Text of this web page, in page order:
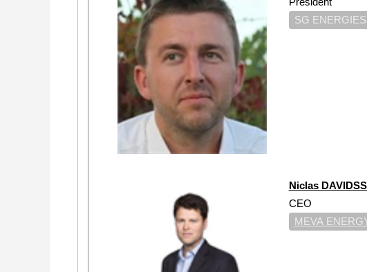
SG ENERGIES
Niclas
CEO
MEVA